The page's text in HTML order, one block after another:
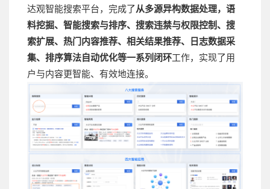
达观智能搜索平台，完成了从多源异构数据处理，语
料挖掘、智能搜索与排序、搜索违禁与权限控制、搜
索扩展、热门内容推荐、相关结果推荐、日志数据采
集、排序算法自动优化等一系列闭环工作，实现了用
户与内容更智能、有效地连接。